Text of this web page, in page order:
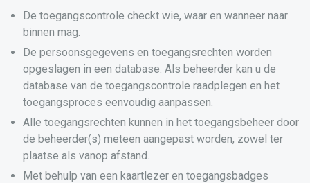
De toegangscontrole checkt wie, waar en wanneer naar
binnen mag.
De persoonsgegevens en toegangsrechten worden
opgeslagen in een database. Als beheerder kan u de
database van de toegangscontrole raadplegen en het
toegangsproces eenvoudig aanpassen.
Alle toegangsrechten kunnen in het toegangsbeheer door
de beheerder(s) meteen aangepast worden, zowel ter
plaatse als vanop afstand.
Met behulp van een kaartlezer en toegangsbadges